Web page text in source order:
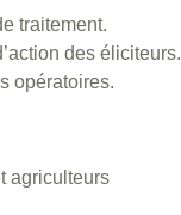
traitement.
des éliciteurs.
opératoires.
agriculteurs